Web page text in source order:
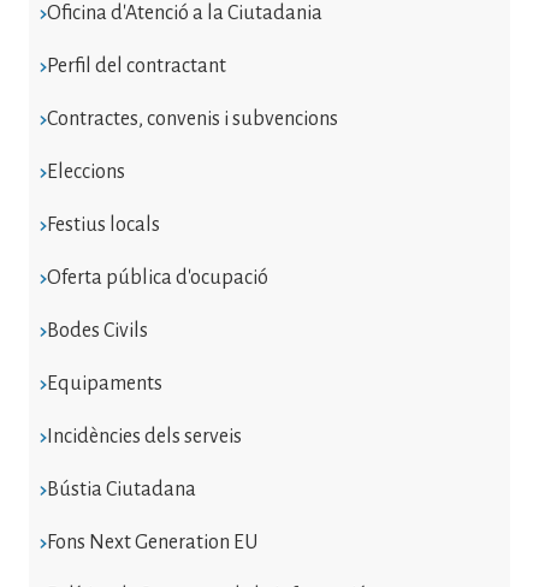
Oficina d'Atenció a la Ciutadania
Perfil del contractant
Contractes, convenis i subvencions
Eleccions
Festius locals
Oferta pública d'ocupació
Bodes Civils
Equipaments
Incidències dels serveis
Bústia Ciutadana
Fons Next Generation EU